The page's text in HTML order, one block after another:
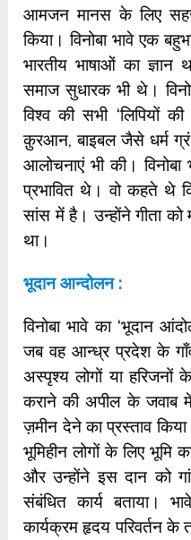
आमजन मानस के लिए
किया। विनोबा भावे एक
भारतीय भाषाओं का
समाज सुधारक भी थे।
विश्व की सभी ‘लिपियों की
क़ुरआन, बाइबल जैसे धर्म
आलोचनाएं भी की। विनोबा
प्रभावित थे। वो कहते थे
सांस में है। उन्होंने गीता को
था।
भूदान आन्दोलन :
विनोबा भावे का ‘भूदान
जब वह आन्ध्र प्रदेश के
अस्पृश्य लोगों या
कराने की अपील के जवाब
ज़मीन देने का प्रस्ताव
भूमिहीन लोगों के लिए
और उन्होंने इस दान को
संबंधित कार्य बताया।
कार्यक्रम हृदय परिवर्तन के